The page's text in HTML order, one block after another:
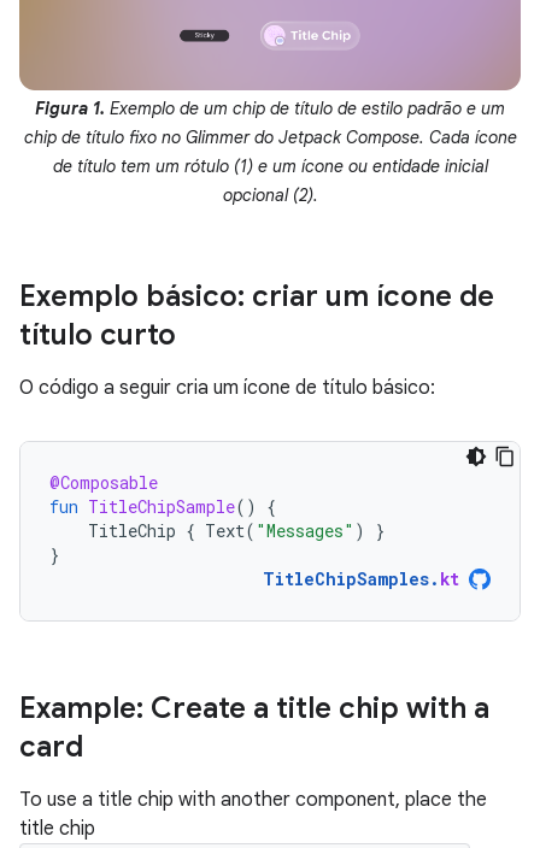
Figura 1. Exemplo de um chip de título de estilo padrão e um
chip de título fixo no Glimmer do Jetpack Compose. Cada ícone
de título tem um rótulo (1) e um ícone ou entidade inicial
opcional (2).
Exemplo básico: criar um ícone de
título curto
O código a seguir cria um ícone de título básico:
@Composable
fun TitleChipSample()
{
TitleChip { Text( "Messages" )
}
}
TitleChipSamples. kt
Example: Create a title chip with a
card
To use a title chip with another component, place the
title chip